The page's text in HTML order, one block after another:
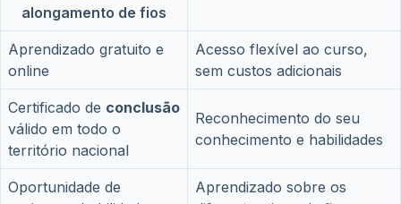
diferenciado aos seus clientes.
Páginas 1 2